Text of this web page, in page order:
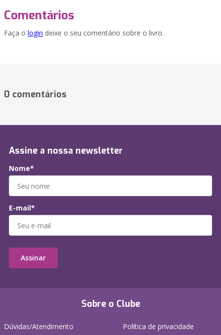
Comentários
Faça o login deixe o seu comentário sobre o livro.
0 comentários
Sobre o Clube
Dúvidas/Atendimento
Política de privacidade
Assine a nossa newsletter
Nome*
E-mail*
Assinar